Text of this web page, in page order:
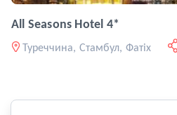
All Seasons Hotel 4*
Туреччина, Стамбул, Фатіх